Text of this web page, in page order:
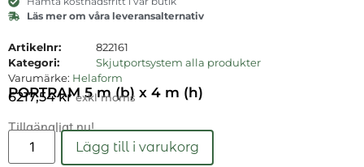
Läs mer om våra leveransalternativ
Artikelnr:
822161
Kategori:
Skjutportsystem alla produkter
Varumärke: Helaform
PORTRAM 5 m (b) x 4 m (h)
6217,54kr exkl moms
Tillgängligt nu!
Läs mer
Lägg till i varukorg